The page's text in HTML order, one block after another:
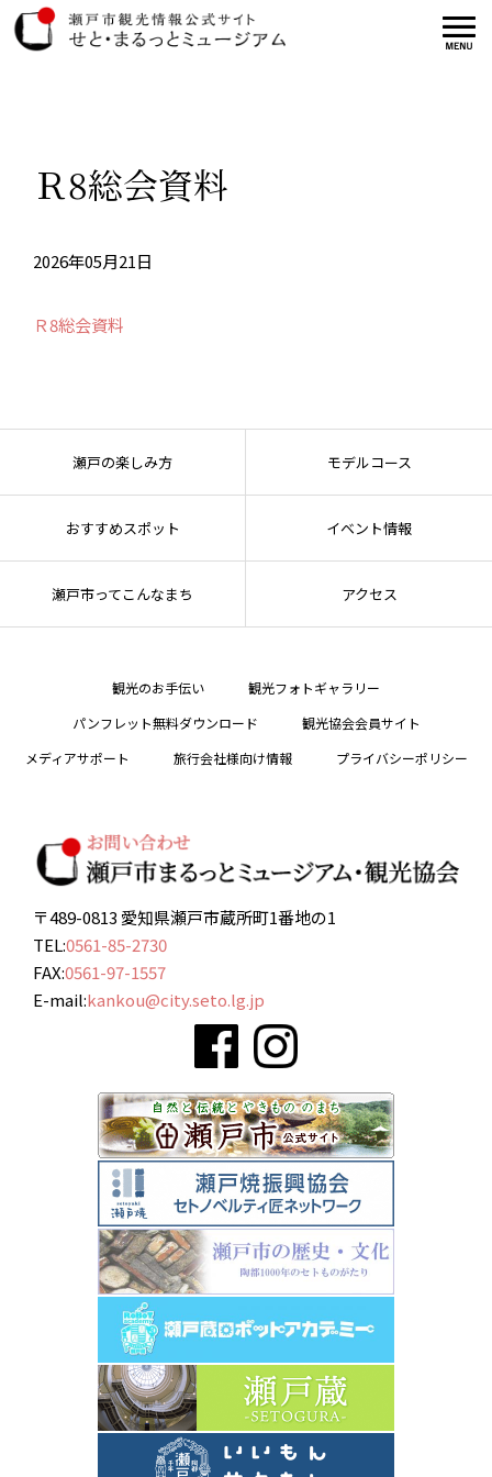
Ｒ8総会資料
2026年05月21日
Ｒ8総会資料
瀬戸の楽しみ方 モデルコース
おすすめスポット イベント情報
瀬戸市ってこんなまち アクセス
観光のお手伝い
観光フォトギャラリー
パンフレット無料ダウンロード
観光協会会員サイト
メディアサポート
旅行会社様向け情報 プライバシーポリシー
〒489-0813 愛知県瀬戸市蔵所町1番地の1
TEL:0561-85-2730
FAX:0561-97-1557
E-mail:kankou@city.seto.lg.jp